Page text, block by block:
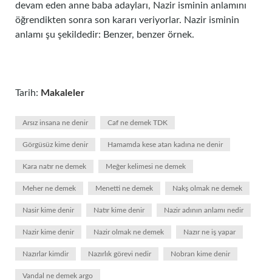
devam eden anne baba adayları, Nazir isminin anlamını
öğrendikten sonra son kararı veriyorlar. Nazir isminin
anlamı şu şekildedir: Benzer, benzer örnek.
Tarih: Makaleler
Arsız insana ne denir Caf ne demek TDK
Görgüsüz kime denir Hamamda kese atan kadına ne denir
Kara natır ne demek Meğer kelimesi ne demek
Meher ne demek Menetti ne demek Nakş olmak ne demek
Nasir kime denir Natır kime denir Nazir adının anlamı nedir
Nazir kime denir Nazir olmak ne demek Nazır ne iş yapar
Nazırlar kimdir Nazırlık görevi nedir Nobran kime denir
Vandal ne demek argo